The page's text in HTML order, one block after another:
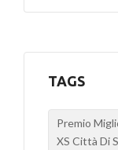
TAGS
Premio
XS Città Di